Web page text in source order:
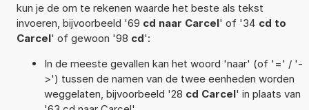
kun je de om te rekenen waarde het beste als tekst
invoeren, bijvoorbeeld '69 cd naar Carcel' of '34 cd to
Carcel' of gewoon '98 cd':
In de meeste gevallen kan het woord 'naar' (of '=' / '-
>') tussen de namen van de twee eenheden worden
weggelaten, bijvoorbeeld '28 cd Carcel' in plaats van